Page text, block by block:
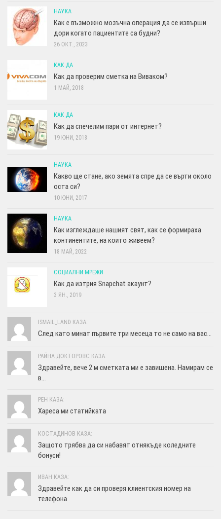
НАУКА
Как е възможно мозъчна операция да се извърши
дори когато пациентите са будни?
26 ОКТ., 2023
КАК ДА
Как да проверим сметка на Виваком?
1 МАЙ, 2018
КАК ДА
Как да спечелим пари от интернет?
19 ЮНИ, 2018
НАУКА
Какво ще стане, ако земята спре да се върти около
оста си?
10 ЮНИ, 2017
НАУКА
Как изглеждаше нашият свят, как се формираха
континентите, на които живеем?
18 МАЙ, 2022
СОЦИАЛНИ МРЕЖИ
Как да изтрия Snapchat акаунт?
3 ЯН., 2019
ISMAIL_LAND КАЗА:
След като минат първите три месеца то не само на вас...
РАЙНА ДОКТОРОВС КАЗА:
Здравейте, вече 2 м сметката ми е завишена. Намирам се
в...
РЕН КАЗА:
Хареса ми статийката
КОСТАДИНОВ КАЗА:
Защото трябва да си набавят отнякъде коледните
бонуси!
ИВАН КАЗА:
Здравейте как да си проверя клиентския номер на
телефона